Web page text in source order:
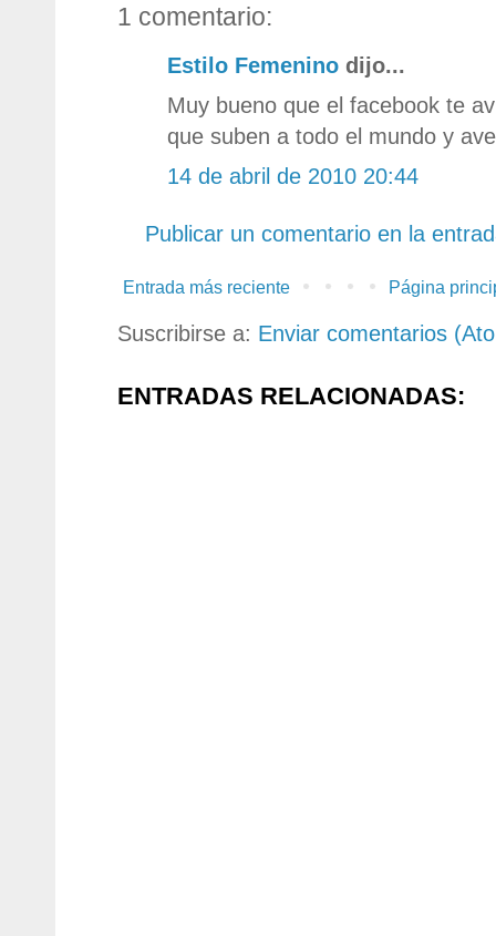
1 comentario:
Estilo Femenino dijo...
Muy bueno que el facebook te
que suben a todo el mundo y
14 de abril de 2010 20:44
Publicar un comentario en la
Entrada más reciente Página
Suscribirse a: Enviar comentarios
ENTRADAS RELACIONADAS: